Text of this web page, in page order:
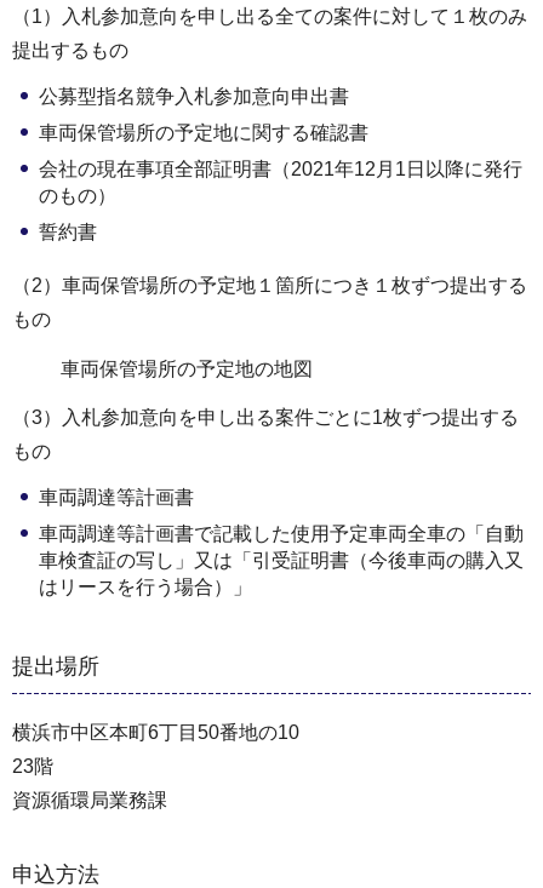
（1）入札参加意向を申し出る全ての案件に対して１枚のみ
提出するもの
公募型指名競争入札参加意向申出書
車両保管場所の予定地に関する確認書
会社の現在事項全部証明書（2021年12月1日以降に発行
のもの）
誓約書
（2）車両保管場所の予定地１箇所につき１枚ずつ提出する
もの
車両保管場所の予定地の地図
（3）入札参加意向を申し出る案件ごとに1枚ずつ提出する
もの
車両調達等計画書
車両調達等計画書で記載した使用予定車両全車の「自動
車検査証の写し」又は「引受証明書（今後車両の購入又
はリースを行う場合）」
提出場所
横浜市中区本町6丁目50番地の10
23階
資源循環局業務課
申込方法